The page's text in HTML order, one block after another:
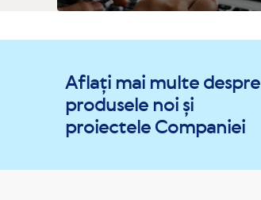
Aflați mai multe despre
produsele noi și
proiectele Companiei